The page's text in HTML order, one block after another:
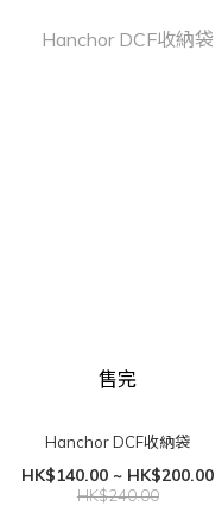
售完
Hanchor DCF收納袋
HK$140.00 ~ HK$200.00
HK$240.00